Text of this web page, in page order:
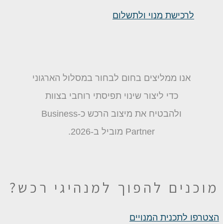
לרכישת מנוי ולתשלום
אנו ממליצים בחום לבחור במסלול הארגוני
כדי ליצור שינוי תפיסתי רוחבי בצוות
ולהבטיח את מיצוב הרכש כ-Business
Partner מוביל ב-2026.
מוכנים להפוך למנהיגי רכש?
הצטרפו לתכנית המנויים